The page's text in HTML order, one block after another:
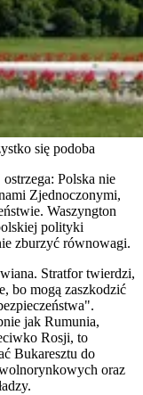
się podoba
Polska nie
Zjednoczonymi,
Waszyngton
polityki
zburzyć równowagi.
Stratfor twierdzi,
bo mogą zaszkodzić
jak Rumunia,
Rosji, to
Bukaresztu do
oraz